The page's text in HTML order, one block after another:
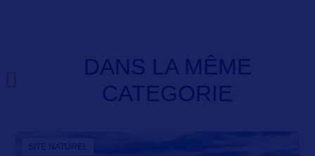
DANS LA MÊME
CATEGORIE
SITE NATUREL